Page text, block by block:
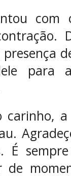
com
para
carinho,
É